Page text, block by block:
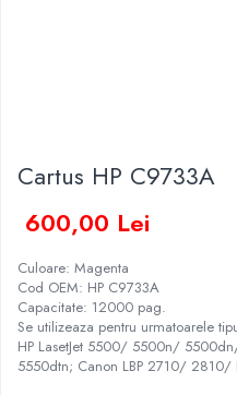
Cartus HP C9733A
600,00 Lei
Culoare: Magenta
Cod OEM: HP C9733A
Capacitate: 12000 pag.
Se utilizeaza pentru urmatoarele
HP LasetJet 5500/ 5500n/
5550dtn; Canon LBP 2710/ 2810/